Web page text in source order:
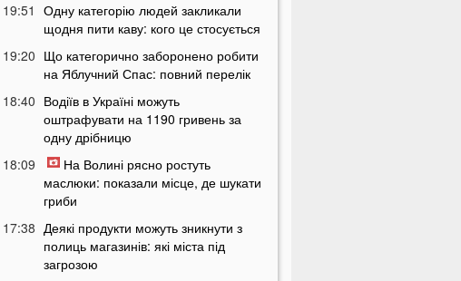
19:51
Одну категорію людей закликали
щодня пити каву: кого це стосується
19:20 Що категорично заборонено робити
на Яблучний Спас: повний перелік
18:40 Водіїв в Україні можуть
оштрафувати на 1190 гривень за
одну дрібницю
18:09
На Волині рясно ростуть
маслюки: показали місце, де шукати
гриби
17:38 Деякі продукти можуть зникнути з
полиць магазинів: які міста під
загрозою